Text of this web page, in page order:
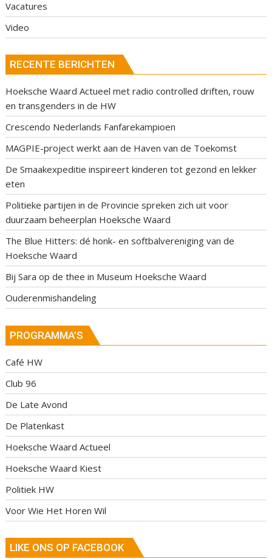
Vacatures
Video
RECENTE BERICHTEN
Hoeksche Waard Actueel met radio controlled driften, rouw
en transgenders in de HW
Crescendo Nederlands Fanfarekampioen
MAGPIE-project werkt aan de Haven van de Toekomst
De Smaakexpeditie inspireert kinderen tot gezond en lekker
eten
Politieke partijen in de Provincie spreken zich uit voor
duurzaam beheerplan Hoeksche Waard
The Blue Hitters: dé honk- en softbalvereniging van de
Hoeksche Waard
Bij Sara op de thee in Museum Hoeksche Waard
Ouderenmishandeling
PROGRAMMA’S
Café HW
Club 96
De Late Avond
De Platenkast
Hoeksche Waard Actueel
Hoeksche Waard Kiest
Politiek HW
Voor Wie Het Horen Wil
LIKE ONS OP FACEBOOK